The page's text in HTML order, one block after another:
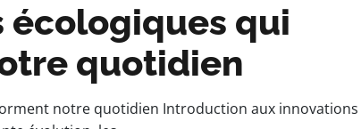
écologiques qui
quotidien
notre quotidien Introduction aux innovations